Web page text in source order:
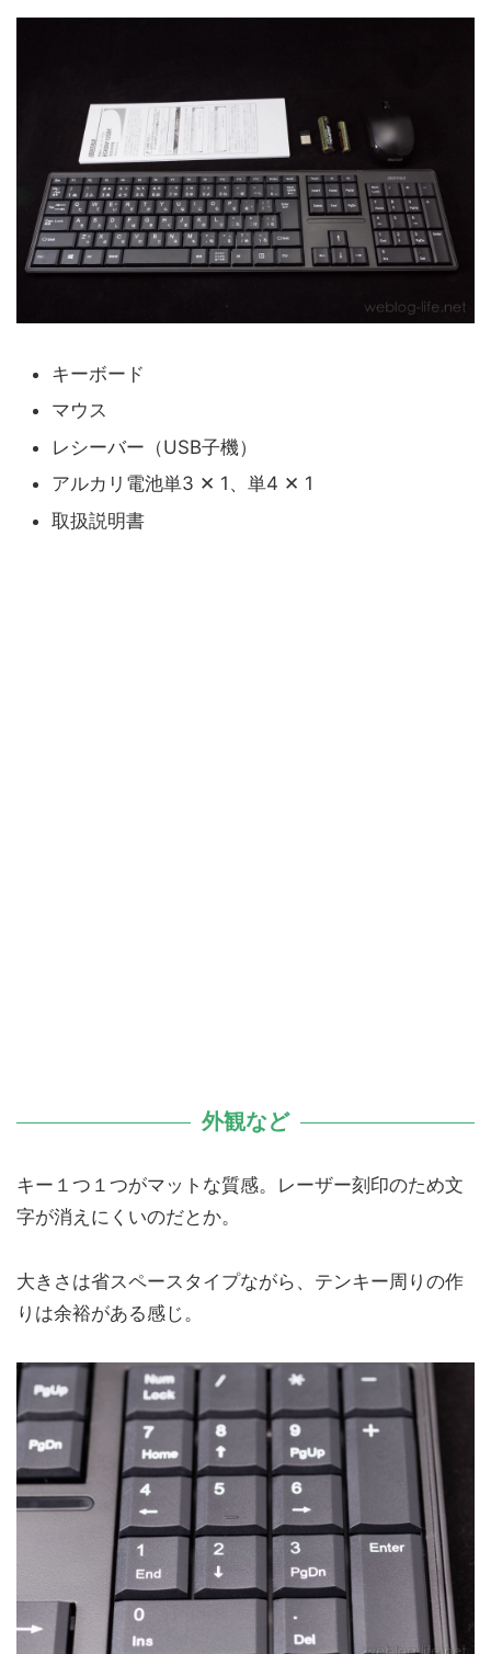
キーボード
マウス
レシーバー（USB子機）
アルカリ電池単3 ✕ 1、単4 ✕ 1
取扱説明書
外観など
キー１つ１つがマットな質感。レーザー刻印のため文
字が消えにくいのだとか。
大きさは省スペースタイプながら、テンキー周りの作
りは余裕がある感じ。